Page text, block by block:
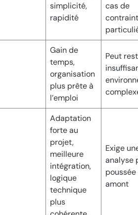
simplicité,
rapidité
cas de
Gain de
temps,
organisation
plus prête à
l’emploi
Peut
Adaptation
forte au
projet,
meilleure
intégration,
logique
technique
plus
Exige
analyse
poussée
amont